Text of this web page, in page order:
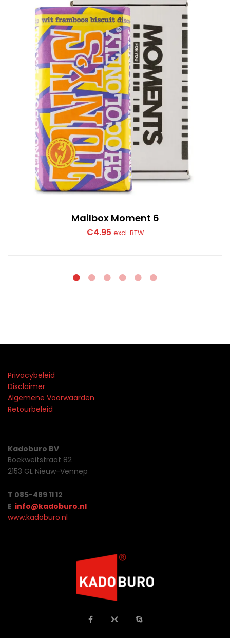
Mailbox Moment 6
€4.95 excl. BTW
Privacybeleid
Disclaimer
Algemene Voorwaarden
Retourbeleid
Kadoburo BV
Boekweitstraat 82
2153 GL Nieuw-Vennep
T 085-489 11 12
E info@kadoburo.nl
www.kadoburo.nl